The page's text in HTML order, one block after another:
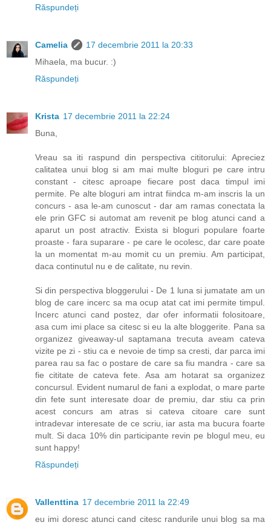
Răspundeți
Camelia
17 decembrie 2011 la 20:33
Mihaela, ma bucur. :)
Răspundeți
Krista 17 decembrie 2011 la 22:24
Buna,
Vreau sa iti raspund din perspectiva cititorului: Apreciez
calitatea unui blog si am mai multe bloguri pe care intru
constant - citesc aproape fiecare post daca timpul imi
permite. Pe alte bloguri am intrat fiindca m-am inscris la un
concurs - asa le-am cunoscut - dar am ramas conectata la
ele prin GFC si automat am revenit pe blog atunci cand a
aparut un post atractiv. Exista si bloguri populare foarte
proaste - fara suparare - pe care le ocolesc, dar care poate
la un momentat m-au momit cu un premiu. Am participat,
daca continutul nu e de calitate, nu revin.
Si din perspectiva bloggerului - De 1 luna si jumatate am un
blog de care incerc sa ma ocup atat cat imi permite timpul.
Incerc atunci cand postez, dar ofer informatii folositoare,
asa cum imi place sa citesc si eu la alte bloggerite. Pana sa
organizez giveaway-ul saptamana trecuta aveam cateva
vizite pe zi - stiu ca e nevoie de timp sa cresti, dar parca imi
parea rau sa fac o postare de care sa fiu mandra - care sa
fie cititate de cateva fete. Asa am hotarat sa organizez
concursul. Evident numarul de fani a explodat, o mare parte
din fete sunt interesate doar de premiu, dar stiu ca prin
acest concurs am atras si cateva citoare care sunt
intradevar interesate de ce scriu, iar asta ma bucura foarte
mult. Si daca 10% din participante revin pe blogul meu, eu
sunt happy!
Răspundeți
Vallenttina 17 decembrie 2011 la 22:49
eu imi doresc atunci cand citesc randurile unui blog sa ma